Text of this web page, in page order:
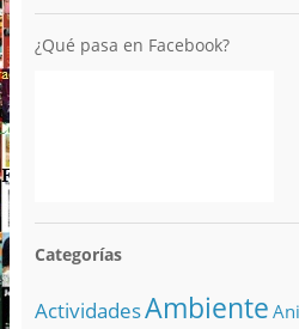
¿Qué pasa en Facebook?
Categorías
ActividadesAmbiente